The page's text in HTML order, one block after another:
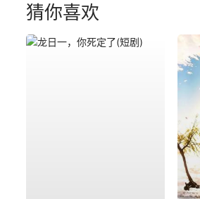
猜你喜欢